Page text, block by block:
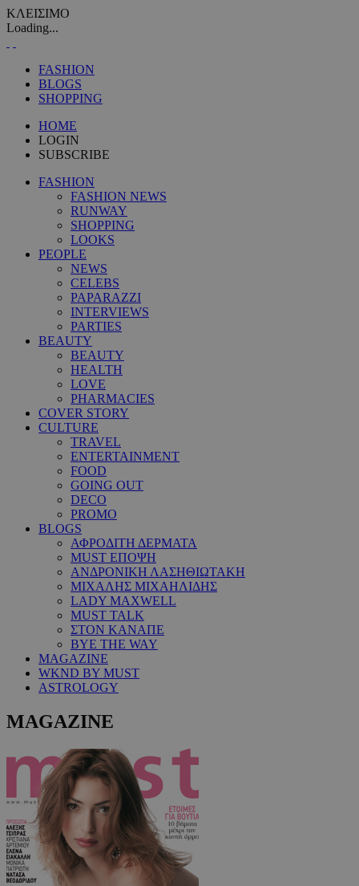
ΚΛΕΙΣΙΜΟ
Loading...
FASHION
BLOGS
SHOPPING
HOME
LOGIN
SUBSCRIBE
FASHION
FASHION NEWS
RUNWAY
SHOPPING
LOOKS
PEOPLE
NEWS
CELEBS
PAPARAZZI
INTERVIEWS
PARTIES
BEAUTY
BEAUTY
HEALTH
LOVE
PHARMACIES
COVER STORY
CULTURE
TRAVEL
ENTERTAINMENT
FOOD
GOING OUT
DECO
PROMO
BLOGS
ΑΦΡΟΔΙΤΗ ΔΕΡΜΑΤΑ
MUST ΕΠΟΨΗ
ΑΝΔΡΟΝΙΚΗ ΛΑΣΗΘΙΩΤΑΚΗ
ΜΙΧΑΛΗΣ ΜΙΧΑΗΛΙΔΗΣ
LADY MAXWELL
MUST TALK
ΣΤΟΝ ΚΑΝΑΠΕ
BYE THE WAY
MAGAZINE
WKND BY MUST
ASTROLOGY
MAGAZINE